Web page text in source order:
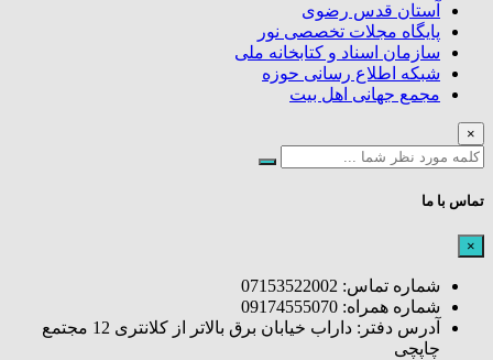
آستان قدس رضوی
پایگاه مجلات تخصصی نور
سازمان اسناد و کتابخانه ملی
شبکه اطلاع رسانی حوزه
مجمع جهانی اهل بیت
×
تماس با ما
×
شماره تماس: 07153522002
شماره همراه: 09174555070
آدرس دفتر: داراب خیابان برق بالاتر از کلانتری 12 مجتمع
چاپچی